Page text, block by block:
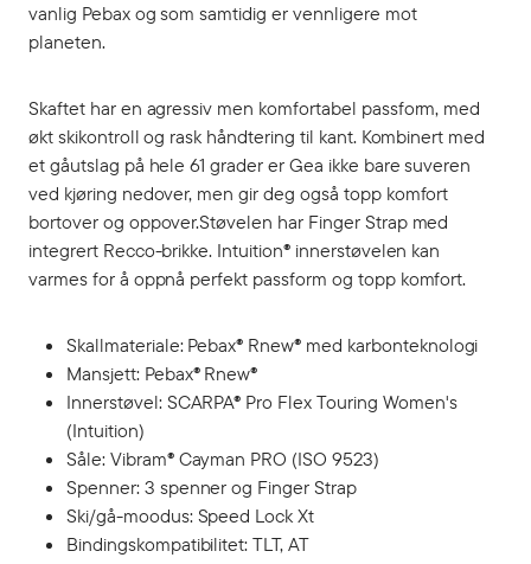
vanlig Pebax og som samtidig er vennligere mot
planeten.
Skaftet har en agressiv men komfortabel passform, med
økt skikontroll og rask håndtering til kant. Kombinert med
et gåutslag på hele 61 grader er Gea ikke bare suveren
ved kjøring nedover, men gir deg også topp komfort
bortover og oppover.Støvelen har Finger Strap med
integrert Recco-brikke. Intuition® innerstøvelen kan
varmes for å oppnå perfekt passform og topp komfort.
Skallmateriale: Pebax® Rnew® med karbonteknologi
Mansjett: Pebax® Rnew®
Innerstøvel: SCARPA® Pro Flex Touring Women's
(Intuition)
Såle: Vibram® Cayman PRO (ISO 9523)
Spenner: 3 spenner og Finger Strap
Ski/gå-moodus: Speed Lock Xt
Bindingskompatibilitet: TLT, AT